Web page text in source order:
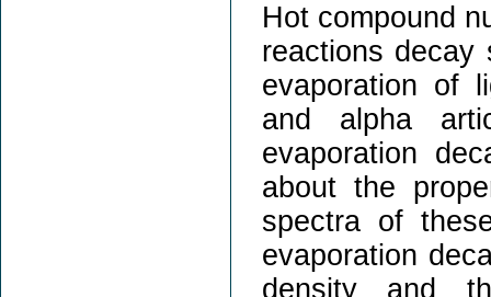
Hot compound
reactions decay
evaporation of
and alpha
evaporation
about the
spectra of
evaporation
density and